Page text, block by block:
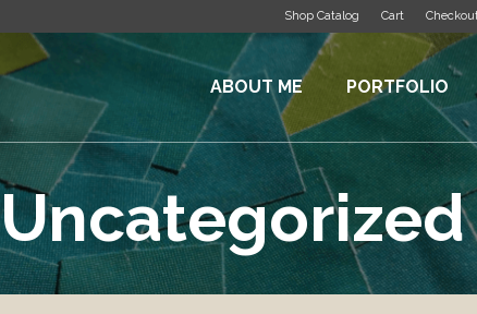
Shop Catalog Cart
ABOUT ME PORTFOLIO
Uncategorized